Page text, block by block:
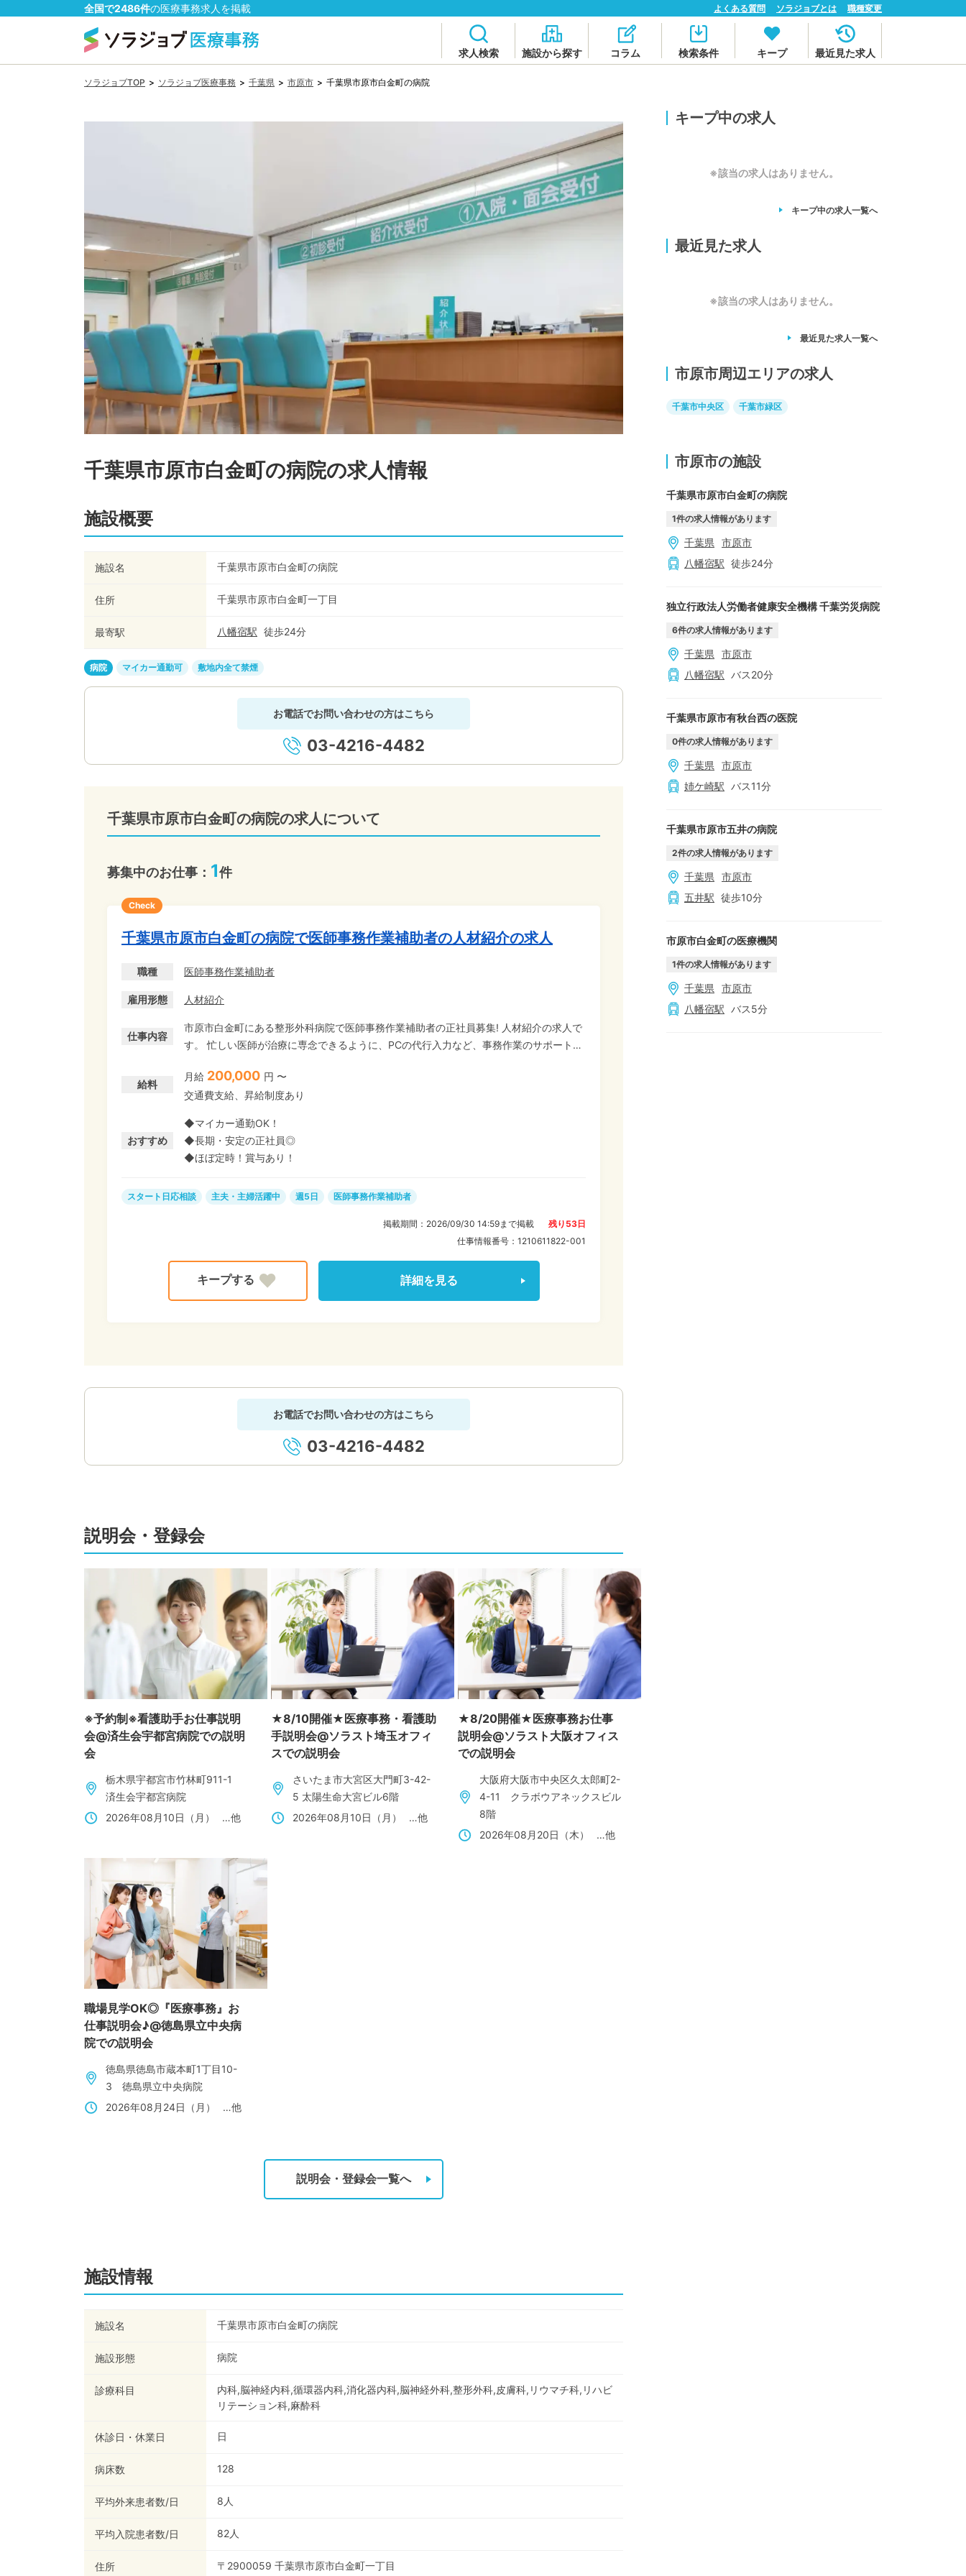
全国で2486件の医療事務求人を掲載 よくある質問 ソラジョブとは 職種変更
求人検索 施設から探す コラム 検索条件 キープ 最近見た求人
ソラジョブTOP > ソラジョブ医療事務 > 千葉県 > 市原市 > 千葉県市原市白金町の病院
千葉県市原市白金町の病院の求人情報
施設概要
施設名 千葉県市原市白金町の病院
住所 千葉県市原市白金町一丁目
最寄駅 八幡宿駅 徒歩24分
病院 マイカー通勤可 敷地内全て禁煙
お電話でお問い合わせの方はこちら
03-4216-4482
千葉県市原市白金町の病院の求人について
募集中のお仕事： 1件
Check
千葉県市原市白金町の病院で医師事務作業補助者の人材紹介の求人
職種 医師事務作業補助者
雇用形態 人材紹介
仕事内容
市原市白金町にある整形外科病院で医師事務作業補助者の正社員募集! 人材紹介の求人で
す。 忙しい医師が治療に専念できるように、PCの代行入力など、事務作業のサポートを
給料
月給 200,000 円 〜
交通費支給、昇給制度あり
おすすめ
◆マイカー通勤OK！
◆長期・安定の正社員◎
◆ほぼ定時！賞与あり！
スタート日応相談 主夫・主婦活躍中 週5日 医師事務作業補助者
掲載期間： 2026/09/30 14:59まで掲載 残り 53日
仕事情報番号： 1210611822-001
詳細を見る
お電話でお問い合わせの方はこちら
03-4216-4482
説明会・登録会
※予約制※看護助手お仕事説明
会@済生会宇都宮病院での説明
会
栃木県宇都宮市竹林町911-1
済生会宇都宮病院
2026年08月10日（月）
…他
★8/10開催★医療事務・看護助
手説明会@ソラスト埼玉オフィ
スでの説明会
さいたま市大宮区大門町3-42-
5 太陽生命大宮ビル6階
2026年08月10日（月）
…他
★8/20開催★医療事務お仕事
説明会@ソラスト大阪オフィス
での説明会
大阪府大阪市中央区久太郎町2-
4-11 クラボウアネックスビル
8階
2026年08月20日（木）
…他
職場見学OK◎『医療事務』お
仕事説明会♪@徳島県立中央病
院での説明会
徳島県徳島市蔵本町1丁目10-
3 徳島県立中央病院
2026年08月24日（月）
…他
説明会・登録会一覧へ
施設情報
施設名 千葉県市原市白金町の病院
施設形態 病院
診療科目
内科,脳神経内科,循環器内科,消化器内科,脳神経外科,整形外科,皮膚科,リウマチ科,リハビ
リテーション科,麻酔科
休診日・休業日 日
病床数 128
平均外来患者数/日 8 人
平均入院患者数/日 82人
住所
〒2900059 千葉県市原市白金町一丁目
キープ中の求人
※該当の求人はありません。
キープ中の求人一覧へ
最近見た求人
※該当の求人はありません。
最近見た求人一覧へ
市原市周辺エリアの求人
千葉市中央区 千葉市緑区
市原市の施設
千葉県市原市白金町の病院
1件の求人情報があります
千葉県
市原市
八幡宿駅 徒歩24分
独立行政法人労働者健康安全機構 千葉労災病院
6件の求人情報があります
千葉県
市原市
八幡宿駅 バス20分
千葉県市原市有秋台西の医院
0件の求人情報があります
千葉県
市原市
姉ケ崎駅 バス11分
千葉県市原市五井の病院
2件の求人情報があります
千葉県
市原市
五井駅 徒歩10分
市原市白金町の医療機関
1件の求人情報があります
千葉県
市原市
八幡宿駅 バス5分